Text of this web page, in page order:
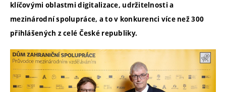
klíčovými oblastmi digitalizace, udržitelnosti a
mezinárodní spolupráce, a to v konkurenci více než 300
přihlášených z celé České republiky.